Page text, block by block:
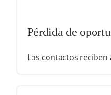
Pérdida de
Los contactos